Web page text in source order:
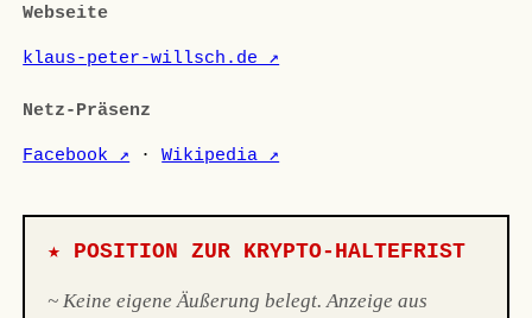
Webseite
klaus-peter-willsch.de ↗
Netz-Präsenz
Facebook ↗ ·Wikipedia ↗
★ POSITION ZUR KRYPTO-HALTEFRIST
~ Keine eigene Äußerung belegt. Anzeige aus